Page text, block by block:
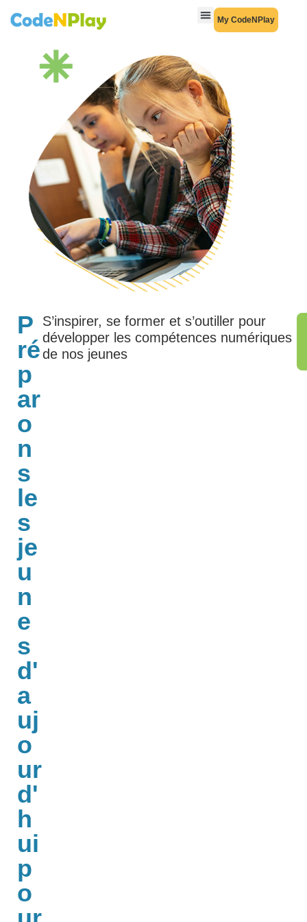
My CodeNPlay
P
ré
p
ar
o
n
s
le
s
je
u
n
e
s
d'
a
uj
o
ur
d'
h
ui
p
o
S’inspirer, se former et s’outiller pour
développer les compétences numériques
de nos jeunes